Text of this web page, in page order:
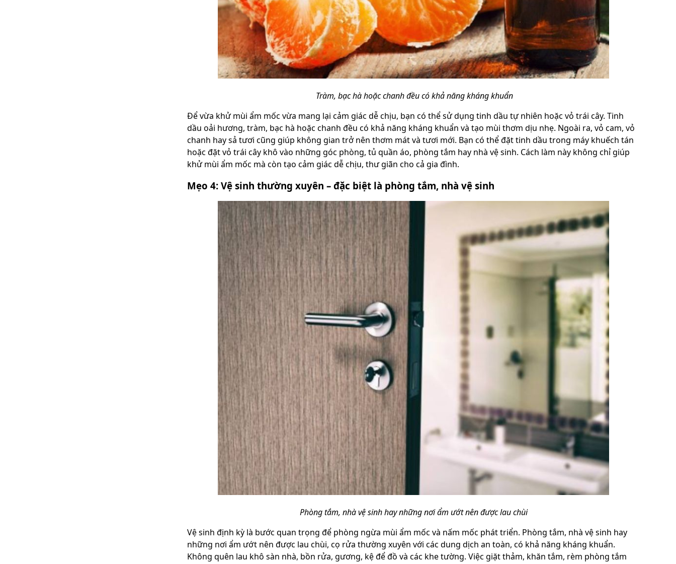
Tràm, bạc hà hoặc chanh đều có khả năng kháng khuẩn
Để vừa khử mùi ẩm mốc vừa mang lại cảm giác dễ chịu, bạn có thể sử dụng tinh dầu tự nhiên hoặc vỏ trái cây. Tinh
dầu oải hương, tràm, bạc hà hoặc chanh đều có khả năng kháng khuẩn và tạo mùi thơm dịu nhẹ. Ngoài ra, vỏ cam, vỏ
chanh hay sả tươi cũng giúp không gian trở nên thơm mát và tươi mới. Bạn có thể đặt tinh dầu trong máy khuếch tán
hoặc đặt vỏ trái cây khô vào những góc phòng, tủ quần áo, phòng tắm hay nhà vệ sinh. Cách làm này không chỉ giúp
khử mùi ẩm mốc mà còn tạo cảm giác dễ chịu, thư giãn cho cả gia đình.
Mẹo 4: Vệ sinh thường xuyên – đặc biệt là phòng tắm, nhà vệ sinh
Phòng tắm, nhà vệ sinh hay những nơi ẩm ướt nên được lau chùi
Vệ sinh định kỳ là bước quan trọng để phòng ngừa mùi ẩm mốc và nấm mốc phát triển. Phòng tắm, nhà vệ sinh hay
những nơi ẩm ướt nên được lau chùi, cọ rửa thường xuyên với các dung dịch an toàn, có khả năng kháng khuẩn.
Không quên lau khô sàn nhà, bồn rửa, gương, kệ để đồ và các khe tường. Việc giặt thảm, khăn tắm, rèm phòng tắm